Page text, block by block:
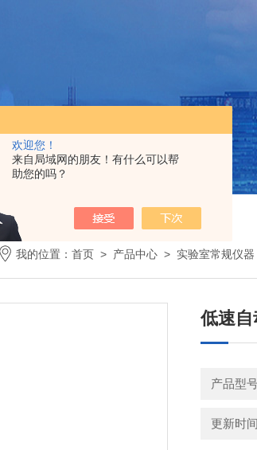
欢迎您！
来自局域网的朋友！有什么可以帮
助您的吗？
我的位置： 首页 > 产品中心 > 实验室常规仪器
低速
产品型
更新时